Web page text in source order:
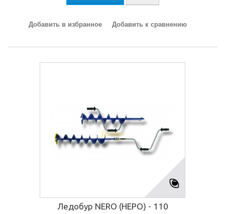
Добавить в избранное Добавить к сравнению
Ледобур NERO (НЕРО) - 110